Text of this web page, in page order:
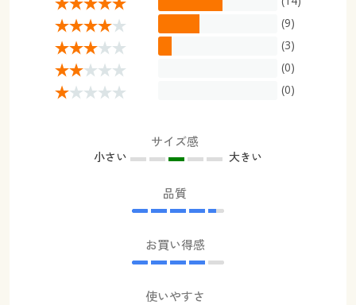
(9)
(3)
(0)
(0)
サイズ感
小さい 大きい
品質
お買い得感
使いやすさ